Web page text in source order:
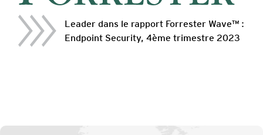
Leader dans le rapport Forrester Wave™ :
Endpoint Security, 4ème trimestre 2023